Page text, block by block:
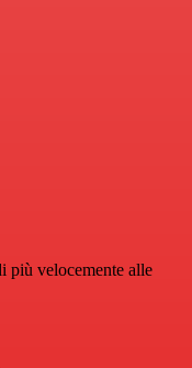
più velocemente alle